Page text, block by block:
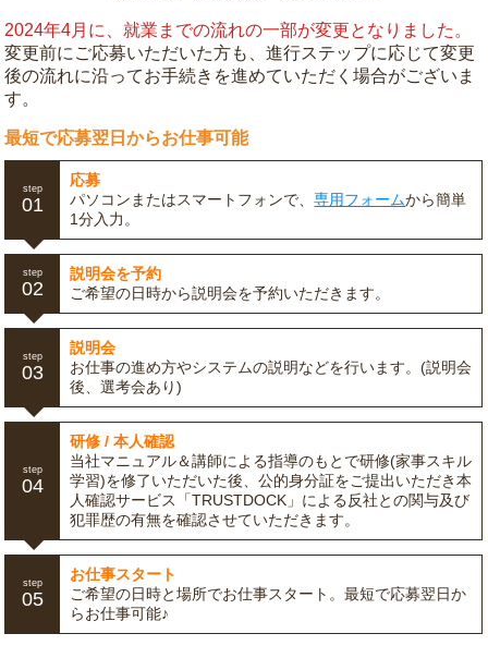
2024年4月に、就業までの流れの一部が変更となりました。
変更前にご応募いただいた方も、進行ステップに応じて変更
後の流れに沿ってお手続きを進めていただく場合がございま
す。
最短で応募翌日からお仕事可能
step
01
応募
パソコンまたはスマートフォンで、専用フォームから簡単
1分入力。
step
02
説明会を予約
ご希望の日時から説明会を予約いただきます。
step
03
説明会
お仕事の進め方やシステムの説明などを行います。(説明会
後、選考会あり)
step
04
研修 / 本人確認
当社マニュアル＆講師による指導のもとで研修(家事スキル
学習)を修了いただいた後、公的身分証をご提出いただき本
人確認サービス「TRUSTDOCK」による反社との関与及び
犯罪歴の有無を確認させていただきます。
step
05
お仕事スタート
ご希望の日時と場所でお仕事スタート。最短で応募翌日か
らお仕事可能♪